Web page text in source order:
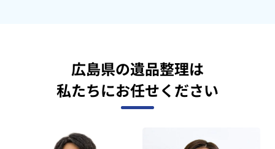
広島県の遺品整理は
私たちにお任せください